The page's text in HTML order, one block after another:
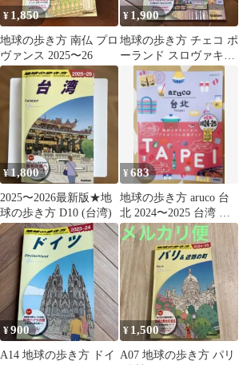
¥ 1,850
地球の歩き方 南仏 プロ
ヴァンス 2025〜26
¥ 1,900
地球の歩き方 チェコ ポ
ーランド スロヴァキア
2025～2026
¥ 1,800
2025〜2026最新版★地
球の歩き方 D10 (台湾)
¥683
地球の歩き方 aruco 台
北 2024〜2025 台湾 別
冊マップ付
¥900
A14 地球の歩き方 ドイ
¥ 1,500
A07 地球の歩き方 パリ